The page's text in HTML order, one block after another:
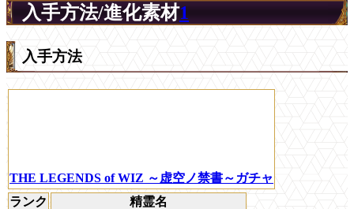
入手方法/進化素材1
入手方法
THE LEGENDS of WIZ ～虚空ノ禁書～ガチャ
ランク
精霊名